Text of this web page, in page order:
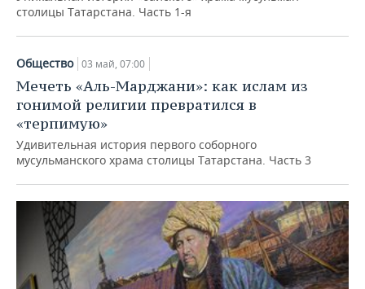
столицы Татарстана. Часть 1-я
Общество 03 май, 07:00
Мечеть «Аль-Марджани»: как ислам из
гонимой религии превратился в
«терпимую»
Удивительная история первого соборного
мусульманского храма столицы Татарстана. Часть 3